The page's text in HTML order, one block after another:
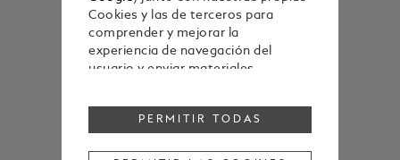
Cookies y las de terceros para
comprender y mejorar la
experiencia de navegación del
usuario y enviar materiales
preferencias mostradas durante la
navegación.PERMITIR TODAS